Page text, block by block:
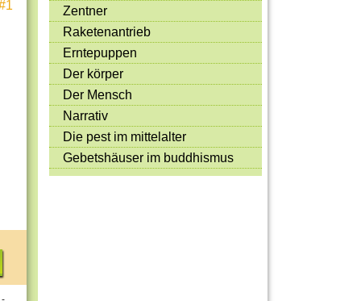
Quiz-Spiele
Spiele & Ideen
Jugendreporter
Rezeptideen
Game-Tests
Reisen, Events & Sport
E-Cards
Zentner
Raketenantrieb
Erntepuppen
Der körper
Der Mensch
Narrativ
Die pest im mittelalter
Gebetshäuser im buddhismus